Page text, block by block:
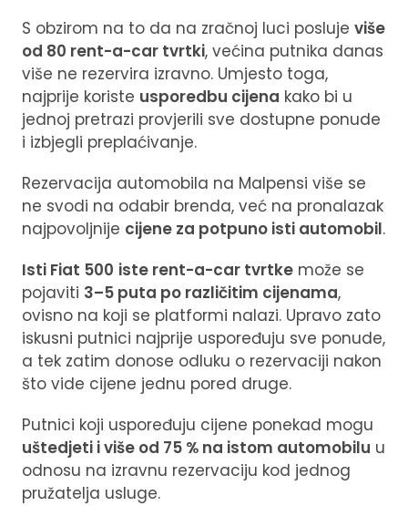
S obzirom na to da na zračnoj luci posluje više
od 80 rent-a-car tvrtki, većina putnika danas
više ne rezervira izravno. Umjesto toga,
najprije koriste usporedbu cijena kako bi u
jednoj pretrazi provjerili sve dostupne ponude
i izbjegli preplaćivanje.
Rezervacija automobila na Malpensi više se
ne svodi na odabir brenda, već na pronalazak
najpovoljnije cijene za potpuno isti automobil.
Isti Fiat 500 iste rent-a-car tvrtke može se
pojaviti 3–5 puta po različitim cijenama,
ovisno na koji se platformi nalazi. Upravo zato
iskusni putnici najprije uspoređuju sve ponude,
a tek zatim donose odluku o rezervaciji nakon
što vide cijene jednu pored druge.
Putnici koji uspoređuju cijene ponekad mogu
uštedjeti i više od 75 % na istom automobilu u
odnosu na izravnu rezervaciju kod jednog
pružatelja usluge.